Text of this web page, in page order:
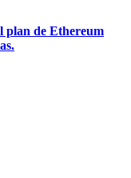
plan de Ethereum